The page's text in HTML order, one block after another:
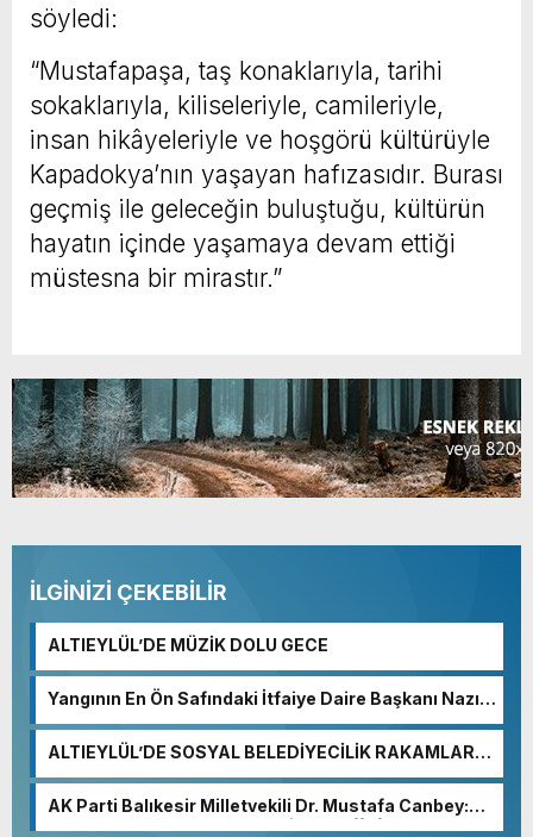
söyledi:
“Mustafapaşa, taş konaklarıyla, tarihi
sokaklarıyla, kiliseleriyle, camileriyle,
insan hikâyeleriyle ve hoşgörü kültürüyle
Kapadokya’nın yaşayan hafızasıdır. Burası
geçmiş ile geleceğin buluştuğu, kültürün
hayatın içinde yaşamaya devam ettiği
müstesna bir mirastır.”
İLGİNİZİ ÇEKEBİLİR
ALTIEYLÜL’DE MÜZİK DOLU GECE
Yangının En Ön Safındaki İtfaiye Daire Başkanı Nazım
ALTIEYLÜL’DE SOSYAL BELEDİYECİLİK RAKAMLARA
AK Parti Balıkesir Milletvekili Dr. Mustafa Canbey:
“Medyanın varlığı, demokratik ve şeffaf toplumun